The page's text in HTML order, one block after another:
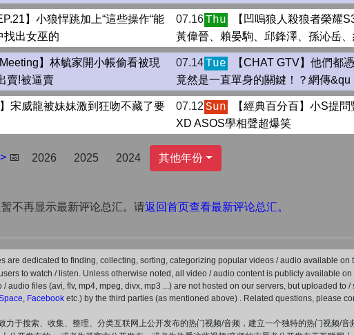
】小狼悍跳加上“這些操作“能
找出女巫的
07.16 Thu
【凹嗚狼人殺狼者榮耀
黃偉晉、賴晏駒、邱鋒澤、孫沁岳
Meeting】林毓家開小帳偷看被現
賣!被逼賣
07.14 Tue
【CHAT GTV】他們都
竟然是一直單身的關鍵！？網傳&qu
】宋威龍被妹妹激到狂吻不藏了要
07.12 Sun
【經典百分百】小S提
XD ASOS學相聲超爆笑
📅 2026 2025 2024 其他年份
不再显示最新评论总汇。请返回首页查看最新评论总汇。
are dedicated to finding, collecting, sorting, categorizing popular videos / audio available
to watch / listen. Unless otherwise noted, all video / audio content is publicly available
audio files (avi, flv, mp4, mpeg, divx, mp3 ...) are not hosted on our servers, but uploaded to
, Facebook etc.) by the third parties (as mentioned above) . Related questions, please
力于搜索、收集、整理、分类互联网上公开发布的热门视频/音频，建立一个独特的热门视频/